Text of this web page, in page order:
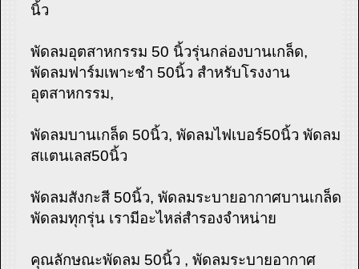
นิ้ว
พัดลมอุตสาหกรรม 50 นิ้วรุ่นกล่องบานเกล็ด,
พัดลมฟาร์มเพาะชำ 50นิ้ว สำหรับโรงงาน
อุตสาหกรรม,
พัดลมบานเกล็ด 50นิ้ว, พัดลมไฟเบอร์50นิ้ว พัดลม
สแตนเลส50นิ้ว
พัดลมสังกะสี 50นิ้ว, พัดลมระบายอากาศบานเกล็ด
พัดลมทุกรุ่น เรามีอะไหล่สำรองจำหน่าย
คุณลักษณะพัดลม 50นิ้ว , พัดลมระบายอากาศ